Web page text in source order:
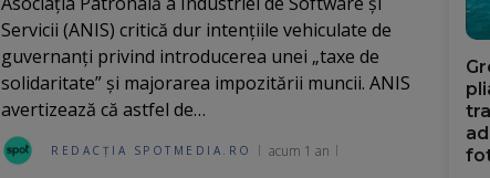
Servicii (ANIS) critică dur intențiile vehiculate de
guvernanți privind introducerea unei „taxe de
solidaritate” și majorarea impozitării muncii. ANIS
avertizează că astfel de…
REDACȚIA SPOTMEDIA.RO acum 1 an